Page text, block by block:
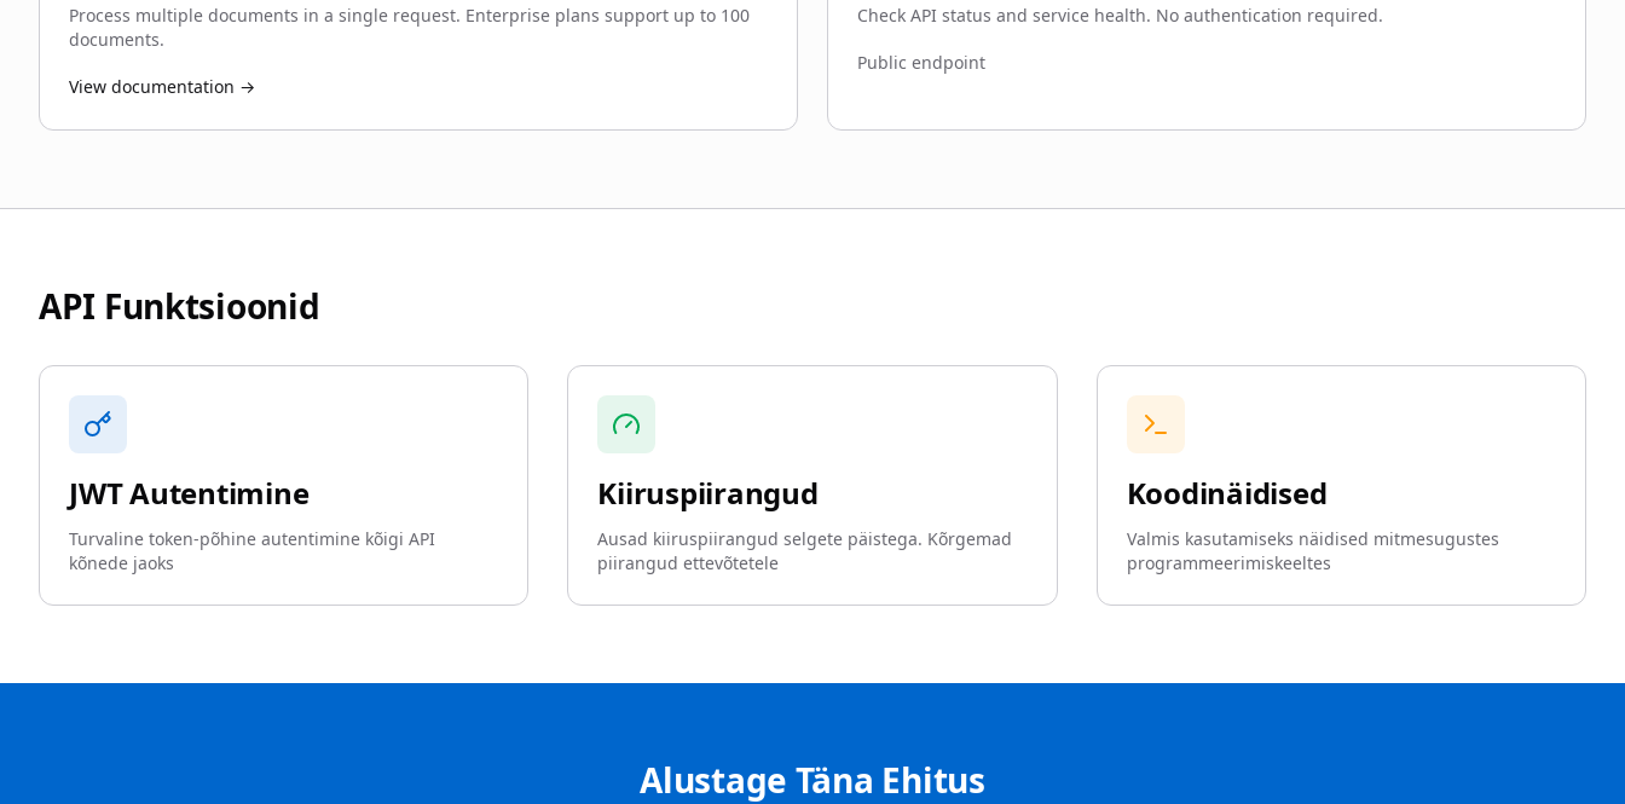
Process multiple documents in a single request. Enterprise plans support up to 100
documents.
View documentation →
Check API status and service health. No authentication required.
Public endpoint
API Funktsioonid
JWT Autentimine
Turvaline token-põhine autentimine kõigi API
kõnede jaoks
Kiiruspiirangud
Ausad kiiruspiirangud selgete päistega. Kõrgemad
piirangud ettevõtetele
Koodinäidised
Valmis kasutamiseks näidised mitmesugustes
programmeerimiskeeltes
Alustage Täna Ehitus